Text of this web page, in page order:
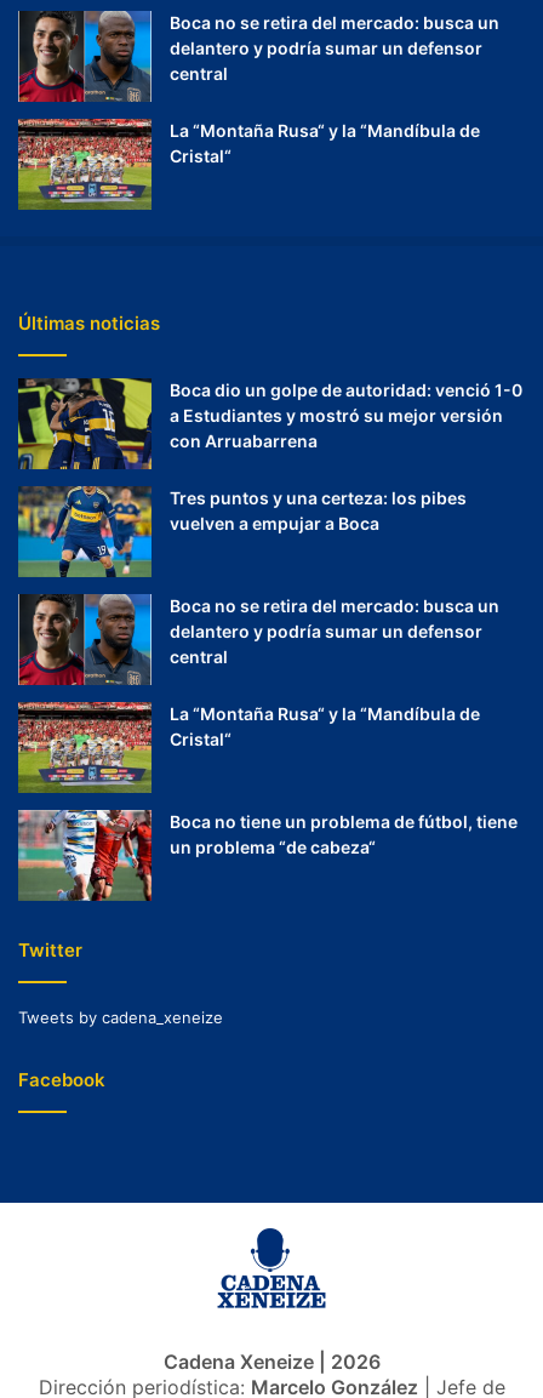
Boca no se retira del mercado: busca un
delantero y podría sumar un defensor
central
La “Montaña Rusa“ y la “Mandíbula de
Cristal“
Últimas noticias
Boca dio un golpe de autoridad: venció 1-0
a Estudiantes y mostró su mejor versión
con Arruabarrena
Tres puntos y una certeza: los pibes
vuelven a empujar a Boca
Boca no se retira del mercado: busca un
delantero y podría sumar un defensor
central
La “Montaña Rusa“ y la “Mandíbula de
Cristal“
Boca no tiene un problema de fútbol, tiene
un problema “de cabeza“
Twitter
Tweets by cadena_xeneize
Facebook
Cadena Xeneize | 2026
Dirección periodística: Marcelo González | Jefe de